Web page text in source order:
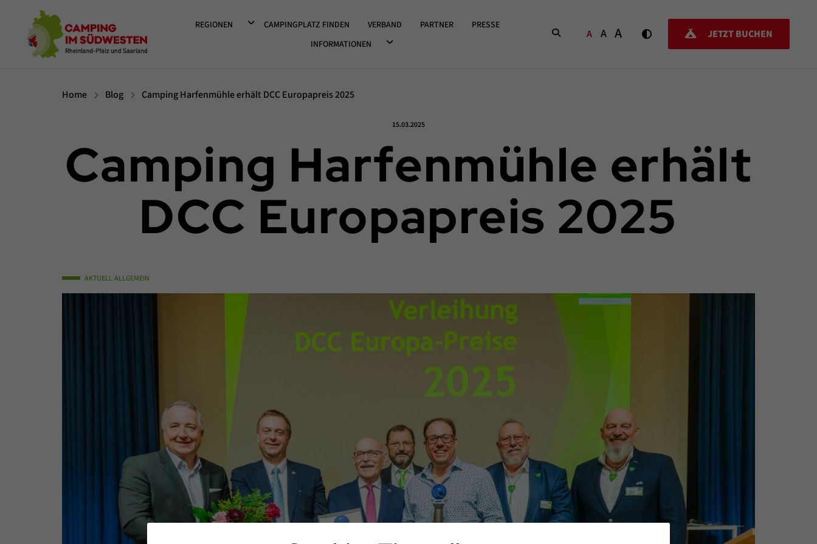
REGIONEN DROPDOWN ÖFFNEN
CAMPINGPLATZ FINDEN VERBAND PARTNER
PRESSE
INFORMATIONEN
DROPDOWN ÖFFNEN
SUCHENA A A JETZT BUCHEN
Home Blog Camping Harfenmühle erhält DCC Europapreis 2025
Veröffentlicht am:
15.03.2025
Camping Harfenmühle erhält
DCC Europapreis 2025
AKTUELLALLGEMEIN